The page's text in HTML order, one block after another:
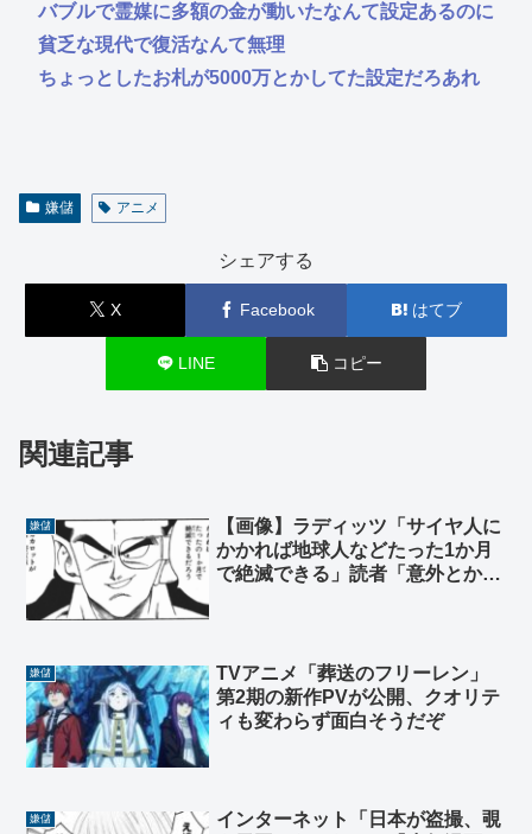
バブルで霊媒に多額の金が動いたなんて設定あるのに
貧乏な現代で復活なんて無理
ちょっとしたお札が5000万とかしてた設定だろあれ
嫌儲 アニメ
シェアする
X Facebook はてブ
LINE コピー
関連記事
嫌儲
【画像】ラディッツ「サイヤ人に
かかれば地球人などたった1か月
で絶滅できる」読者「意外とかか
嫌儲
TVアニメ「葬送のフリーレン」
第2期の新作PVが公開、クオリテ
ィも変わらず面白そうだぞ
嫌儲
インターネット「日本が盗撮、覗